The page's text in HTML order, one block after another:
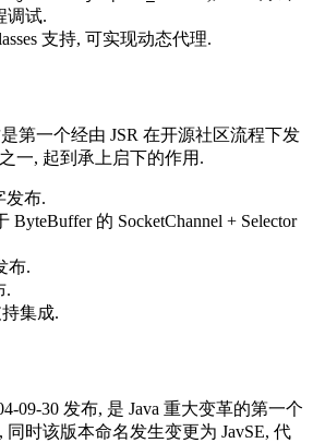
调试.
支持, 可实现动态代理.
第一个经由 JSR 在开源社区流程下发
之一, 起到承上启下的作用.
发布.
ByteBuffer 的 SocketChannel + Selector
布.
.
集成.
09-30 发布, 是 Java 重大变革的第一个
同时该版本命名发生变更为 JavSE, 代